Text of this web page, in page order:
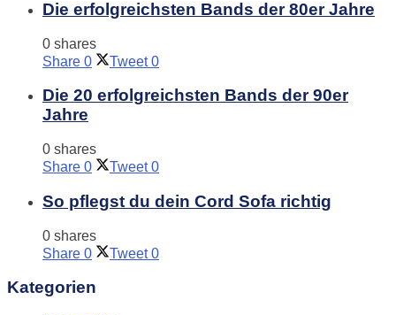
Die erfolgreichsten Bands der 80er Jahre
0 shares
Share 0 Tweet 0
Die 20 erfolgreichsten Bands der 90er
Jahre
0 shares
Share 0 Tweet 0
So pflegst du dein Cord Sofa richtig
0 shares
Share 0 Tweet 0
Kategorien